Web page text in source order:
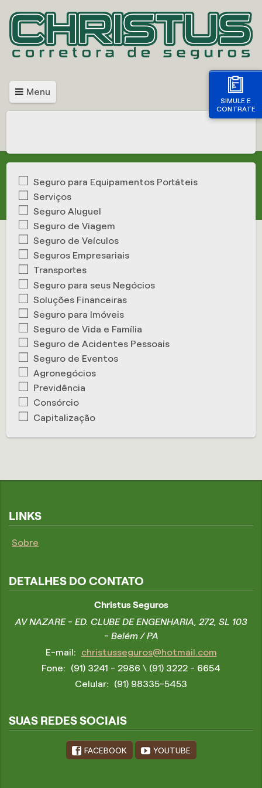
SIMULE E
CONTRATE
Menu
Seguro para Equipamentos Portáteis
Serviços
Seguro Aluguel
Seguro de Viagem
Seguro de Veículos
Seguros Empresariais
Transportes
Seguro para seus Negócios
Soluções Financeiras
Seguro para Imóveis
Seguro de Vida e Família
Seguro de Acidentes Pessoais
Seguro de Eventos
Agronegócios
Previdência
Consórcio
Capitalização
LINKS
Sobre
DETALHES DO CONTATO
Christus Seguros
AV NAZARE - ED. CLUBE DE ENGENHARIA, 272, SL 103
- Belém / PA
E-mail:
christusseguros@hotmail.com
Fone:
(91) 3241 - 2986 \ (91) 3222 - 6654
Celular:
(91) 98335-5453
SUAS REDES SOCIAIS
FACEBOOK YOUTUBE